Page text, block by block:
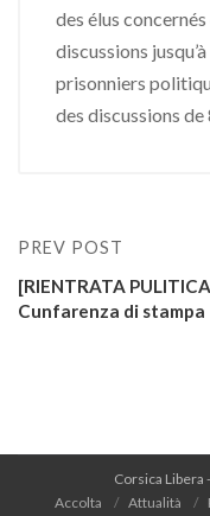
des élus
discussions
prisonniers
des discussions de
PREV POST
[RIENTRATA
Cunfarenza di stampa
Corsica Libera
Accolta
Attualità